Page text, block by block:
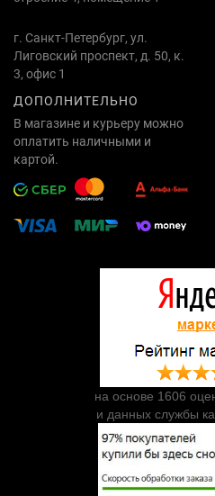
г. Санкт-Петербург, ул.
Лиговский проспект, д. 50, к.
3, офис 1
ДОПОЛНИТЕЛЬНО
В магазине и курьеру можно
оплатить наличными и
картой.
на основе 1606
и данных службы